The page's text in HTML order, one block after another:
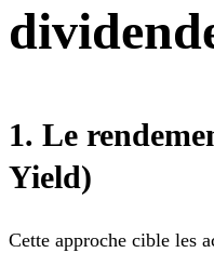
1. Le
Yield)
Cette approche cible les